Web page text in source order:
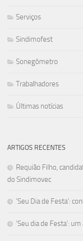
Serviços
Sindimofest
Sonegômetro
Trabalhadores
Últimas notícias
ARTIGOS RECENTES
Requião Filho,
do Sindimovec
‘Seu Dia de Festa’:
‘Seu dia de Festa’: